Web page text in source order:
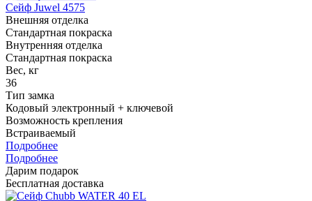
Сейф Juwel 4575
Внешняя отделка
Стандартная покраска
Внутренняя отделка
Стандартная покраска
Вес, кг
36
Тип замка
Кодовый электронный + ключевой
Возможность крепления
Встраиваемый
Подробнее
Подробнее
Дарим подарок
Бесплатная доставка